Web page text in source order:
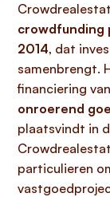
crowdfunding
2014, dat
samenbrengt.
financiering
onroerend
plaatsvindt in
particulieren